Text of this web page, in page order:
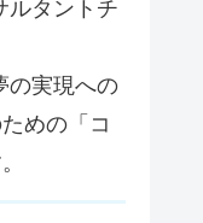
ルタントチ
の実現への
めの「コ